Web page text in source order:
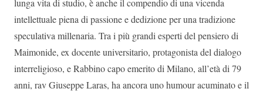
lunga vita di studio, è anche il compendio di una vicenda
intellettuale piena di passione e dedizione per una tradizione
speculativa millenaria. Tra i più grandi esperti del pensiero di
Maimonide, ex docente universitario, protagonista del dialogo
interreligioso, e Rabbino capo emerito di Milano, all’età di 79
anni, rav Giuseppe Laras, ha ancora uno humour acuminato e il